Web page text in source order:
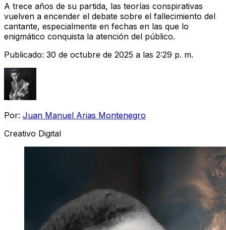
A trece años de su partida, las teorías conspirativas
vuelven a encender el debate sobre el fallecimiento del
cantante, especialmente en fechas en las que lo
enigmático conquista la atención del público.
Publicado: 30 de octubre de 2025 a las 2:29 p. m.
Por: Juan Manuel Arias Montenegro
Creativo Digital